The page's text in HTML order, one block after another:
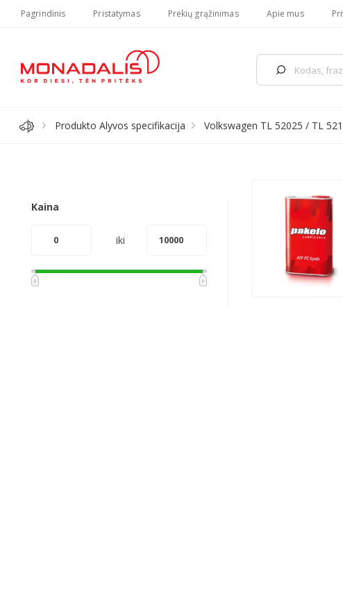
Pagrindinis Pristatymas Prekių grąžinimas Apie mus
Produkto Alyvos specifikacija Volkswagen TL 52025 / TL
Kaina
iki